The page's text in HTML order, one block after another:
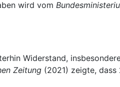
wird vom
Widerstand,
Zeitung (2021) zeigte,